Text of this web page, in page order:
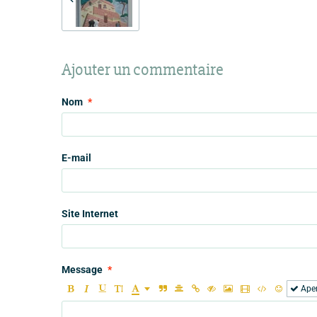
Ajouter un commentaire
Nom
E-mail
Site Internet
Message